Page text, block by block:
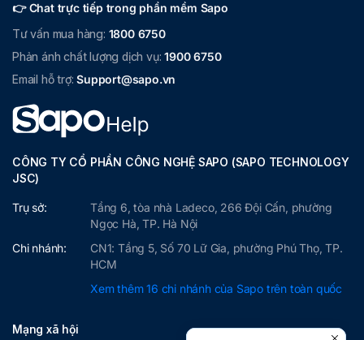
👉 Chat trực tiếp trong phần mềm Sapo
Tư vấn mua hàng: 1800 6750
Phản ánh chất lượng dịch vụ:1900 6750
Email hỗ trợ:Support@sapo.vn
CÔNG TY CỔ PHẦN CÔNG NGHỆ SAPO (SAPO TECHNOLOGY
JSC)
Trụ sở:
Tầng 6, tòa nhà Ladeco, 266 Đội Cấn, phường
Ngọc Hà, TP. Hà Nội
Chi nhánh:
CN1: Tầng 5, Số 70 Lữ Gia, phường Phú Thọ, TP.
HCM
Xem thêm 16 chi nhánh của Sapo trên toàn quốc
Mạng xã hội